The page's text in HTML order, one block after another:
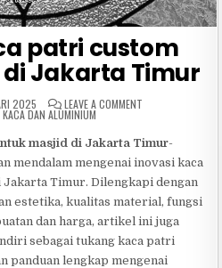
patri custom
Jakarta Timur
2025 LEAVE A COMMENTON
PATRI
CUSTOM
MASJID
DI
JAKARTA
TIMUR
DAN ALUMINIUM
masjid di Jakarta Timur-
mendalam mengenai inovasi kaca
Timur. Dilengkapi dengan
estetika, kualitas material, fungsi
dan harga, artikel ini juga
sebagai tukang kaca patri
panduan lengkap mengenai